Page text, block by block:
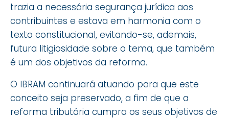
trazia a necessária segurança jurídica aos
contribuintes e estava em harmonia com o
texto constitucional, evitando-se, ademais,
futura litigiosidade sobre o tema, que também
é um dos objetivos da reforma.
O IBRAM continuará atuando para que este
conceito seja preservado, a fim de que a
reforma tributária cumpra os seus objetivos de